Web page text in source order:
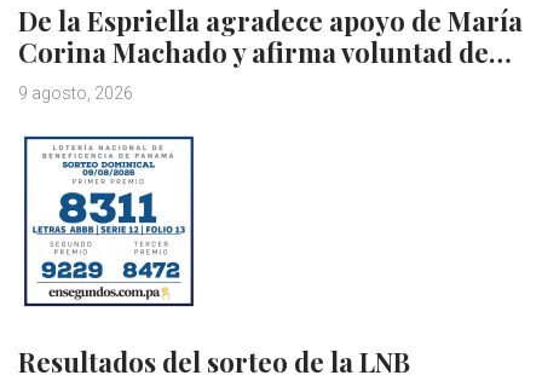
De la Espriella agradece apoyo de María
Corina Machado y afirma voluntad de…
9 agosto, 2026
Resultados del sorteo de la LNB